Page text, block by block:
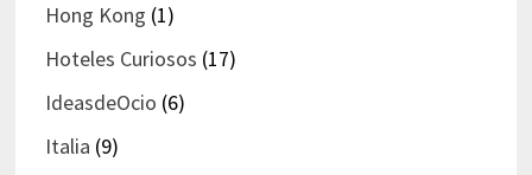
Hong Kong (1)
Hoteles Curiosos (17)
IdeasdeOcio (6)
Italia (9)